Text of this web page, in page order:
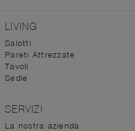
LIVING
Salotti
Pareti Attrezzate
Tavoli
Sedie
SERVIZI
La nostra azienda